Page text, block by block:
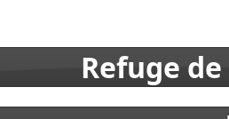
Refuge